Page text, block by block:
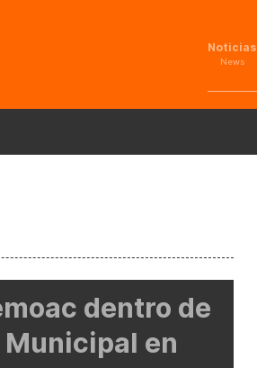
Noticias
News
dentro de
en